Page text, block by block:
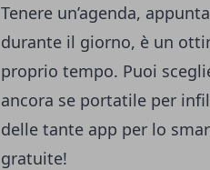
Tenere un’agenda,
durante il giorno, è un
proprio tempo. Puoi
ancora se portatile per
delle tante app per lo
gratuite!